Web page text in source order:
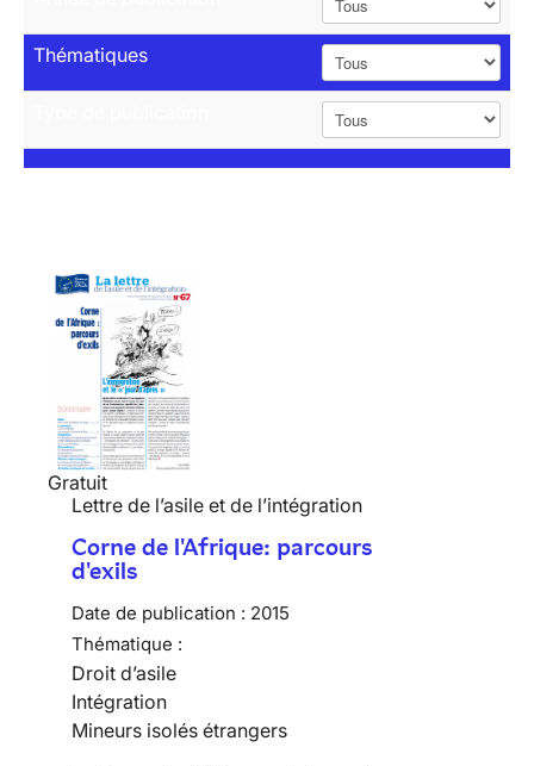
Thématiques
Gratuit
Lettre de l’asile et de l’intégration
Corne de l'Afrique: parcours
d'exils
Date de publication : 2015
Thématique :
Droit d’asile
Intégration
Mineurs isolés étrangers